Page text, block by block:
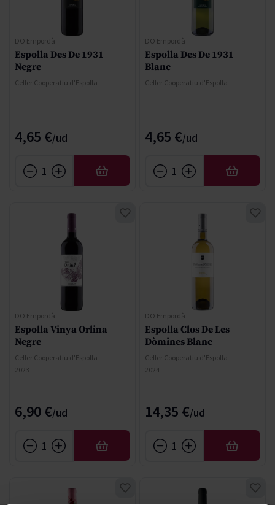
DO Empordà
Espolla Des De 1931
Negre
Celler Cooperatiu d'Espolla
4,65 €
AÑADIR
DO Empordà
Espolla Des De 1931
Blanc
Celler Cooperatiu d'Espolla
4,65 €
AÑADIR
DO Empordà
Espolla Vinya Orlina
Negre
Celler Cooperatiu d'Espolla
2023
6,90 €
AÑADIR
DO Empordà
Espolla Clos De Les
Dòmines Blanc
Celler Cooperatiu d'Espolla
2024
14,35 €
AÑADIR